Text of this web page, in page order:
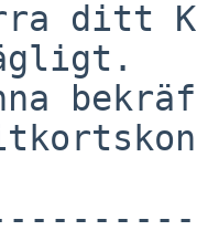
ditt